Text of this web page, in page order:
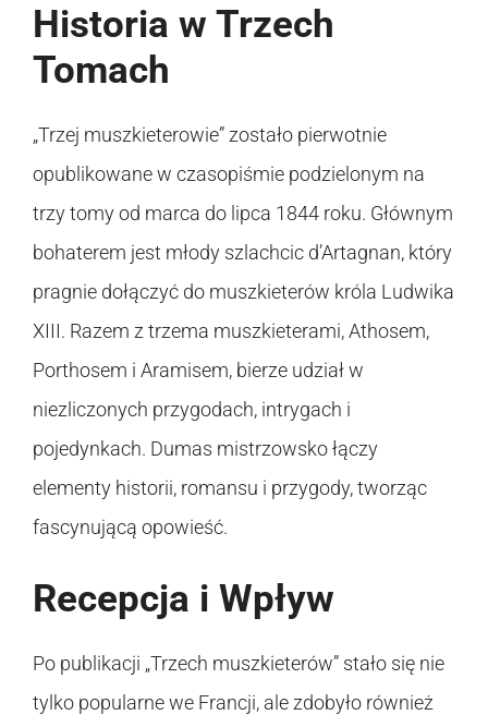
Historia w Trzech
Tomach
„Trzej muszkieterowie” zostało pierwotnie
opublikowane w czasopiśmie podzielonym na
trzy tomy od marca do lipca 1844 roku. Głównym
bohaterem jest młody szlachcic d’Artagnan, który
pragnie dołączyć do muszkieterów króla Ludwika
XIII. Razem z trzema muszkieterami, Athosem,
Porthosem i Aramisem, bierze udział w
niezliczonych przygodach, intrygach i
pojedynkach. Dumas mistrzowsko łączy
elementy historii, romansu i przygody, tworząc
fascynującą opowieść.
Recepcja i Wpływ
Po publikacji „Trzech muszkieterów” stało się nie
tylko popularne we Francji, ale zdobyło również